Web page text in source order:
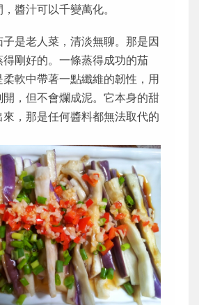
醬汁可以千變萬化。
是老人菜，清淡無聊。那是因
剛好的。一條蒸得成功的茄
軟中帶著一點纖維的韌性，用
，但不會爛成泥。它本身的甜
，那是任何醬料都無法取代的